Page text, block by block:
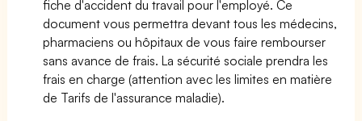
fiche d'accident du travail pour l'employé. Ce
document vous permettra devant tous les médecins,
pharmaciens ou hôpitaux de vous faire rembourser
sans avance de frais. La sécurité sociale prendra les
frais en charge (attention avec les limites en matière
de Tarifs de l'assurance maladie).